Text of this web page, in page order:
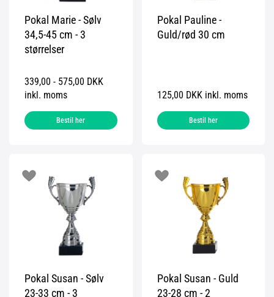
Pokal Marie - Sølv
34,5-45 cm - 3
størrelser
339,00 - 575,00 DKK
inkl. moms
Bestil her
Pokal Pauline -
Guld/rød 30 cm
125,00 DKK inkl. moms
Bestil her
Pokal Susan - Sølv
23-33 cm - 3
Pokal Susan - Guld
23-28 cm - 2